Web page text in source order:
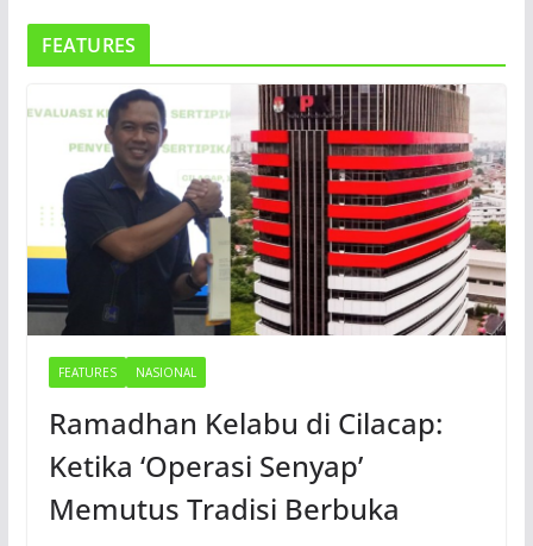
FEATURES
FEATURES NASIONAL
Ramadhan Kelabu di Cilacap:
Ketika ‘Operasi Senyap’
Memutus Tradisi Berbuka